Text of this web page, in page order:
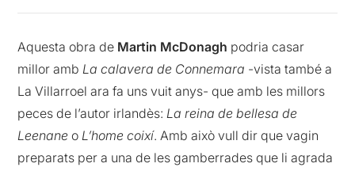
Aquesta obra de Martin McDonagh podria casar
millor ambLa calavera de Connemara -vista també a
La Villarroel ara fa uns vuit anys- que amb les millors
peces de l’autor irlandès: La reina de bellesa de
Leenane o L’home coixí. Amb això vull dir que vagin
preparats per a una de les gamberrades que li agrada